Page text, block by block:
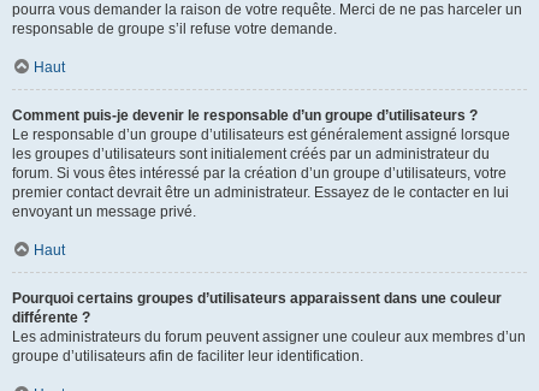
pourra vous demander la raison de votre requête. Merci de ne pas harceler un
responsable de groupe s’il refuse votre demande.
Haut
Comment puis-je devenir le responsable d’un groupe d’utilisateurs ?
Le responsable d’un groupe d’utilisateurs est généralement assigné lorsque
les groupes d’utilisateurs sont initialement créés par un administrateur du
forum. Si vous êtes intéressé par la création d’un groupe d’utilisateurs, votre
premier contact devrait être un administrateur. Essayez de le contacter en lui
envoyant un message privé.
Haut
Pourquoi certains groupes d’utilisateurs apparaissent dans une couleur
différente ?
Les administrateurs du forum peuvent assigner une couleur aux membres d’un
groupe d’utilisateurs afin de faciliter leur identification.